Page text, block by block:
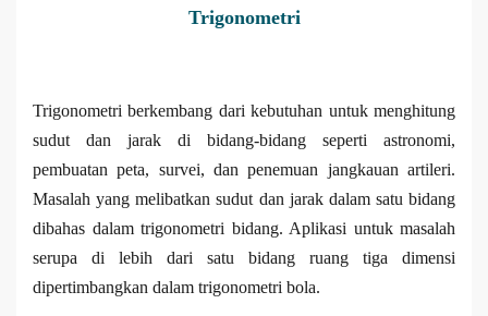
Trigonometri
Trigonometri berkembang dari kebutuhan untuk menghitung
sudut dan jarak di bidang-bidang seperti astronomi,
pembuatan peta, survei, dan penemuan jangkauan artileri.
Masalah yang melibatkan sudut dan jarak dalam satu bidang
dibahas dalam trigonometri bidang. Aplikasi untuk masalah
serupa di lebih dari satu bidang ruang tiga dimensi
dipertimbangkan dalam trigonometri bola.